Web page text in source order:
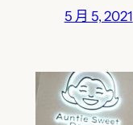
5 月 5, 2021